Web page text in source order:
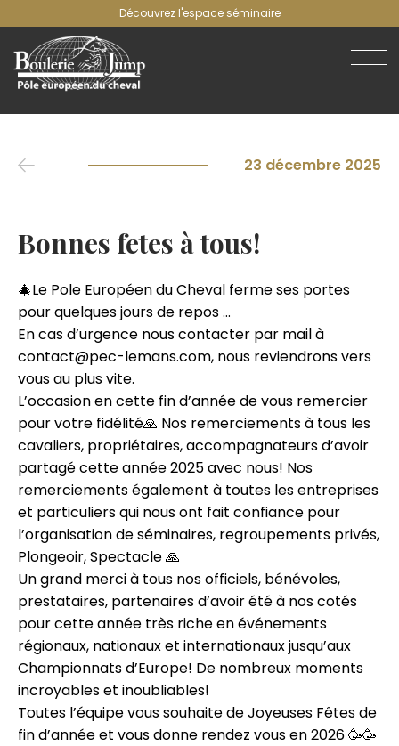
Découvrez l'espace séminaire
23 décembre 2025
Bonnes fetes à tous!
🎄Le Pole Européen du Cheval ferme ses portes
pour quelques jours de repos …
En cas d’urgence nous contacter par mail à
contact@pec-lemans.com, nous reviendrons vers
vous au plus vite.
L’occasion en cette fin d’année de vous remercier
pour votre fidélité🙏 Nos remerciements à tous les
cavaliers, propriétaires, accompagnateurs d’avoir
partagé cette année 2025 avec nous! Nos
remerciements également à toutes les entreprises
et particuliers qui nous ont fait confiance pour
l’organisation de séminaires, regroupements privés,
Plongeoir, Spectacle 🙏
Un grand merci à tous nos officiels, bénévoles,
prestataires, partenaires d’avoir été à nos cotés
pour cette année très riche en événements
régionaux, nationaux et internationaux jusqu’aux
Championnats d’Europe! De nombreux moments
incroyables et inoubliables!
Toutes l’équipe vous souhaite de Joyeuses Fêtes de
fin d’année et vous donne rendez vous en 2026 🥳🥳